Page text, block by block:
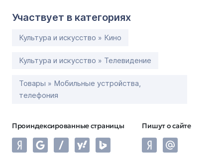
Участвует в категориях
Культура и искусство » Кино
Культура и искусство » Телевидение
Товары » Мобильные устройства,
телефония
Проиндексированные страницы Пишут о сайте